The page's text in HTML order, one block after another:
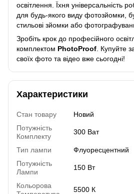
освітлення. Їхня універсальність
для будь-якого виду фотозйомки,
стильові зйомки або
Зробіть крок до професійного
комплектом PhotoProof. Купуйте
своїх фото та відео вже сьогодні!
Характеристики
Стан товару
Новий
Потужність
Комплекту
300 Ват
Тип лампи
Флуоресцентний
Потужність
Лампи
150 Вт
Кольорова
5500 К